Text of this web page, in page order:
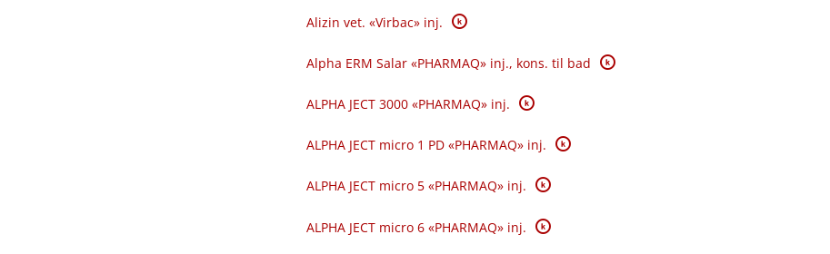
Alizin vet. «Virbac» inj. K
Alpha ERM Salar «PHARMAQ» inj., kons. til bad K
ALPHA JECT 3000 «PHARMAQ» inj. K
ALPHA JECT micro 1 PD «PHARMAQ» inj. K
ALPHA JECT micro 5 «PHARMAQ» inj. K
ALPHA JECT micro 6 «PHARMAQ» inj. K